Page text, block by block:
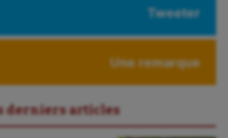
artistique
Tweeter
Une remarque
derniers articles